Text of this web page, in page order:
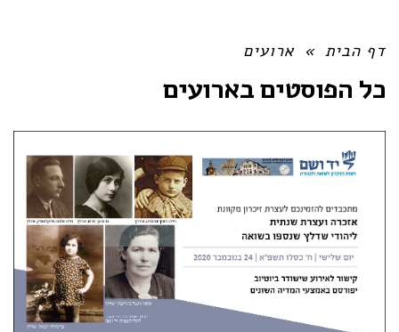
דף הבית » ארועים
כל הפוסטים בארועים